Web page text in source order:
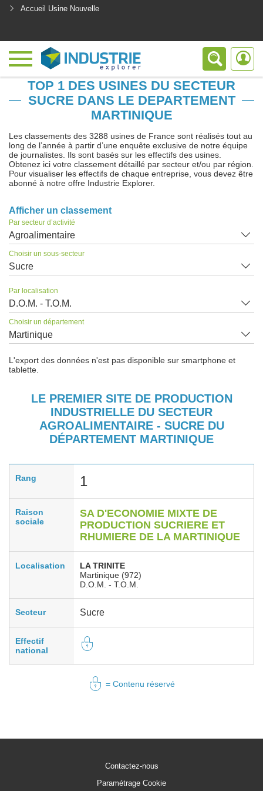
Accueil Usine Nouvelle
TOP 1 DES USINES DU SECTEUR
SUCRE DANS LE DEPARTEMENT
MARTINIQUE
Les classements des 3288 usines de France sont réalisés tout au
long de l’année à partir d’une enquête exclusive de notre équipe
de journalistes. Ils sont basés sur les effectifs des usines.
Obtenez ici votre classement détaillé par secteur et/ou par région.
Pour visualiser les effectifs de chaque entreprise, vous devez être
abonné à notre offre Industrie Explorer.
Afficher un classement
Par secteur d’activité
Agroalimentaire
Choisir un sous-secteur
Sucre
Par localisation
D.O.M. - T.O.M.
Choisir un département
Martinique
L'export des données n'est pas disponible sur smartphone et
tablette.
LE PREMIER SITE DE PRODUCTION
INDUSTRIELLE DU SECTEUR
AGROALIMENTAIRE - SUCRE DU
DÉPARTEMENT MARTINIQUE
Rang 1
Raison
sociale
SA D'ECONOMIE MIXTE DE
PRODUCTION SUCRIERE ET
RHUMIERE DE LA MARTINIQUE
Localisation
LA TRINITE
Martinique (972)
D.O.M. - T.O.M.
Secteur Sucre
Effectif
national
= Contenu réservé
Contactez-nous
Paramétrage Cookie